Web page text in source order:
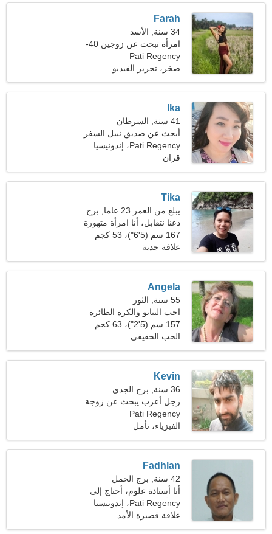
Farah
34 سنة, الأسد
امرأة تبحث عن زوجين 40-
46
Pati Regency
صخر، تحرير الفيديو
Ika
41 سنة, السرطان
أبحث عن صديق نبيل السفر
معا
Pati Regency، إندونيسيا
قران
Tika
يبلغ من العمر 23 عاما, برج
العقرب
دعنا نتقابل، أنا امرأة متهورة
167 سم (5'6")، 53 كجم
(116 رطلا)
علاقة جدية
Angela
55 سنة, الثور
احب البيانو والكرة الطائرة
157 سم (5'2")، 63 كجم
(138 رطلا)
الحب الحقيقي
Kevin
36 سنة, برج الجدي
رجل أعزب يبحث عن زوجة
28-33
Pati Regency
الفيزياء، تأمل
Fadhlan
42 سنة, برج الحمل
أنا أستاذة علوم، أحتاج إلى
امرأة استثنائية
Pati Regency، إندونيسيا
علاقة قصيرة الأمد